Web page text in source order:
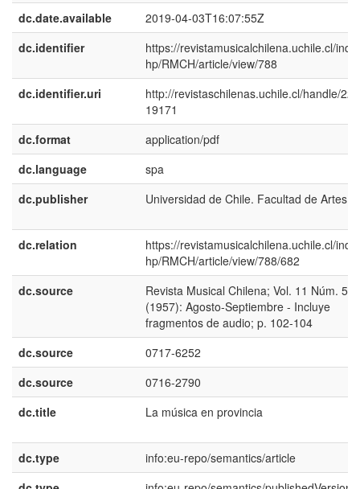
dc.date.available
2019-04-03T16:07:55Z
dc.identifier
https://revistamusicalchilena.uchile.cl/
hp/RMCH/article/view/788
dc.identifier.uri
http://revistaschilenas.uchile.cl/handle/
19171
dc.format
application/pdf
dc.language
spa
dc.publisher
Universidad de Chile. Facultad de Artes
dc.relation
https://revistamusicalchilena.uchile.cl/
hp/RMCH/article/view/788/682
dc.source
Revista Musical Chilena; Vol. 11 Núm. 54
(1957): Agosto-Septiembre - Incluye
fragmentos de audio; p. 102-104
dc.source
0717-6252
dc.source
0716-2790
dc.title
La música en provincia
dc.type
info:eu-repo/semantics/article